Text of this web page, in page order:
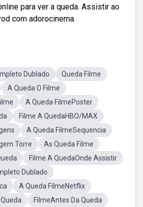
para ver a queda. Assistir ao
com adorocinema.
Dublado
Queda Filme
A Queda O Filme
A Queda FilmePoster
Filme A QuedaHBO/MAX
A Queda FilmeSequencia
Torre
As Queda Filme
Filme A QuedaOnde Assistir
Dublado
A Queda FilmeNetflix
FilmeAntes Da Queda